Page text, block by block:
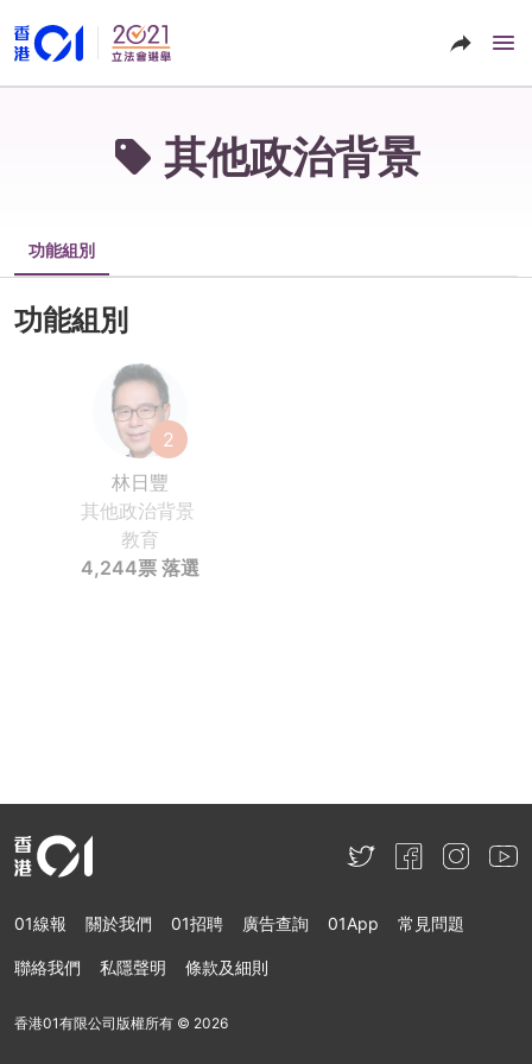
其他政治背景
功能組別
功能組別
2
林日豐
其他政治背景
教育
4,244票 落選
01線報 關於我們 01招聘 廣告查詢 01App 常見問題
聯絡我們 私隱聲明 條款及細則
香港01有限公司版權所有 © 2026